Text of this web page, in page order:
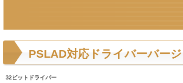
コ
ス
PSLAD対応ドライバーバー
32ビットドライバー